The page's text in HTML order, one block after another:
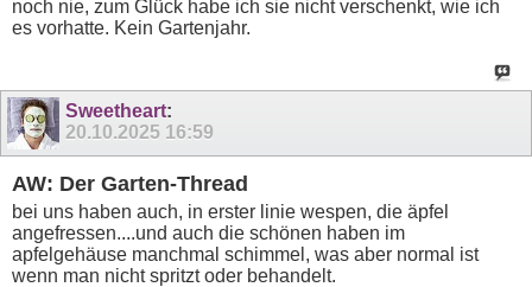
noch nie, zum Glück habe ich sie nicht verschenkt, wie ich
es vorhatte. Kein Gartenjahr.
Sweetheart:
20.10.2025 16:59
AW: Der Garten-Thread
bei uns haben auch, in erster linie wespen, die äpfel
angefressen....und auch die schönen haben im
apfelgehäuse manchmal schimmel, was aber normal ist
wenn man nicht spritzt oder behandelt.